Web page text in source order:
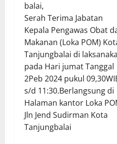
balai,
Serah Terima Jabatan
Kepala Pengawas Obat
Makanan (Loka POM)
Tanjungbalai di
pada Hari jumat Tanggal
2Peb 2024 pukul
s/d 11:30.Berlangsung di
Halaman kantor Loka
Jln Jend Sudirman Kota
Tanjungbalai